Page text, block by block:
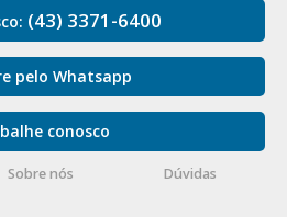
(43) 3371-6400
pelo Whatsapp
conosco
Sobre nós Dúvidas